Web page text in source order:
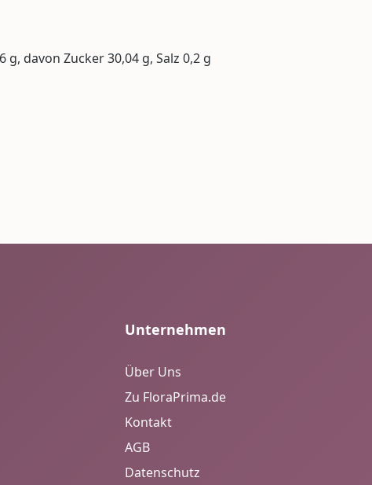
davon Zucker 30,04 g, Salz 0,2 g
Unternehmen
Über Uns
Zu FloraPrima.de
Kontakt
AGB
Datenschutz